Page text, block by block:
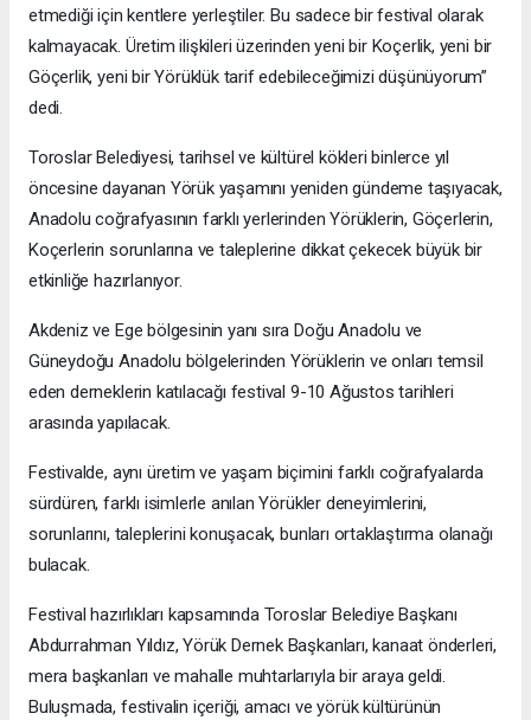
etmediği için kentlere yerleştiler. Bu sadece bir festival olarak
kalmayacak. Üretim ilişkileri üzerinden yeni bir Koçerlik, yeni bir
Göçerlik, yeni bir Yörüklük tarif edebileceğimizi düşünüyorum”
dedi.
Toroslar Belediyesi, tarihsel ve kültürel kökleri binlerce yıl
öncesine dayanan Yörük yaşamını yeniden gündeme taşıyacak,
Anadolu coğrafyasının farklı yerlerinden Yörüklerin, Göçerlerin,
Koçerlerin sorunlarına ve taleplerine dikkat çekecek büyük bir
etkinliğe hazırlanıyor.
Akdeniz ve Ege bölgesinin yanı sıra Doğu Anadolu ve
Güneydoğu Anadolu bölgelerinden Yörüklerin ve onları temsil
eden derneklerin katılacağı festival 9-10 Ağustos tarihleri
arasında yapılacak.
Festivalde, aynı üretim ve yaşam biçimini farklı coğrafyalarda
sürdüren, farklı isimlerle anılan Yörükler deneyimlerini,
sorunlarını, taleplerini konuşacak, bunları ortaklaştırma olanağı
bulacak.
Festival hazırlıkları kapsamında Toroslar Belediye Başkanı
Abdurrahman Yıldız, Yörük Dernek Başkanları, kanaat önderleri,
mera başkanları ve mahalle muhtarlarıyla bir araya geldi.
Buluşmada, festivalin içeriği, amacı ve yörük kültürünün